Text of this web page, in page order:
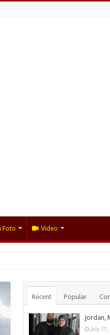
Foto Video
Recent Popular
Jordan,
July